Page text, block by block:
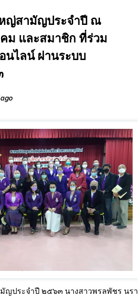
ญ่สามัญประจำปี ณ
ม และสมาชิก ที่ร่วม
นไลน์ ผ่านระบบ
ญประจำปี ๒๕๖๓ นางสาวพรลพัชร นรา